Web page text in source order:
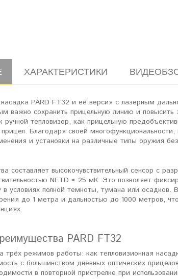
ХАРАКТЕРИСТИКИ
насадка PARD FT32 и её версия с лазерным
важно сохранить прицельную линию и
ручной тепловизор, как прицельную
Благодаря своей
и установки на различные типы оружия
составляет высокочувствительный сенсор с
NETD ≤ 25 мК. Это позволяет
в условиях полной темноты, тумана или
до 1 метра и дальностью до 1000 метров,
PARD FT32
трёх режимов работы: как тепловизионная
с большинством дневных оптических
в повторной пристрелке при